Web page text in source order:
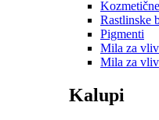
Rastlinske
Pigmenti
Mila za
Mila za
Kalupi